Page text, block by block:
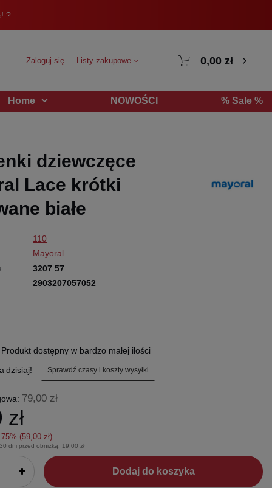
?
Zaloguj się Listy zakupowe 0,00 zł
Home NOWOŚCI % Sale %
dziewczęce
Lace krótki
białe
110
Mayoral
3207 57
2903207057052
Produkt dostępny w bardzo małej ilości
dzisiaj! Sprawdź czasy i koszty wysyłki
79,00 zł
75% (59,00 zł).
dni przed obniżką: 19,00 zł
Dodaj do koszyka